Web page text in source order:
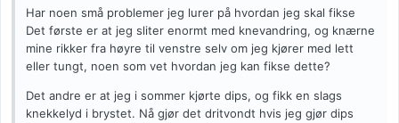
Har noen små problemer jeg lurer på hvordan jeg skal fikse
Det første er at jeg sliter enormt med knevandring, og knærne
mine rikker fra høyre til venstre selv om jeg kjører med lett
eller tungt, noen som vet hvordan jeg kan fikse dette?
Det andre er at jeg i sommer kjørte dips, og fikk en slags
knekkelyd i brystet. Nå gjør det dritvondt hvis jeg gjør dips